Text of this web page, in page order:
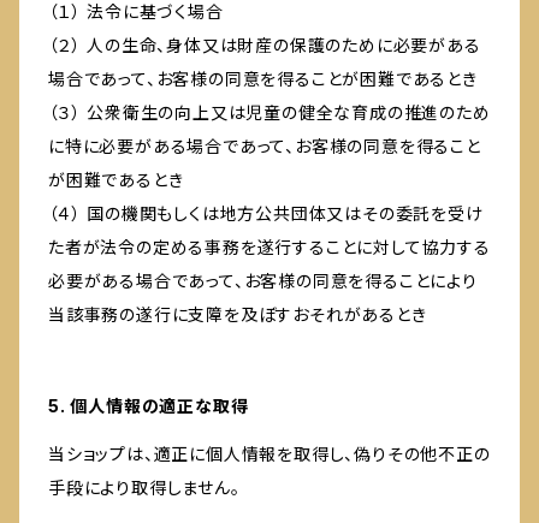
（１） 法令に基づく場合
（２） 人の生命、身体又は財産の保護のために必要がある
場合であって、お客様の同意を得ることが困難であるとき
（３） 公衆衛生の向上又は児童の健全な育成の推進のため
に特に必要がある場合であって、お客様の同意を得ること
が困難であるとき
（４） 国の機関もしくは地方公共団体又はその委託を受け
た者が法令の定める事務を遂行することに対して協力する
必要がある場合であって、お客様の同意を得ることにより
当該事務の遂行に支障を及ぼすおそれがあるとき
5. 個人情報の適正な取得
当ショップは、適正に個人情報を取得し、偽りその他不正の
手段により取得しません。